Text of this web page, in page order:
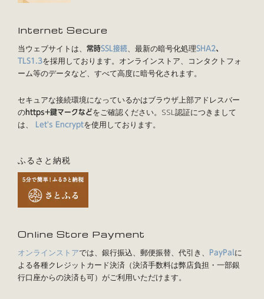
Internet Secure
当ウェブサイトは、 常時SSL接続、最新の暗号化処理SHA2、
TLS1.3を採用しております。オンラインストア、コンタクトフォ
ーム等のデータなど、すべて高度に暗号化されます。
セキュアな接続環境になっているかはブラウザ上部アドレスバー
のhttps+鍵マークなどをご確認ください。SSL認証につきまして
は、
Let's Encryptを使用しております。
ふるさと納税
Online Store Payment
オンラインストアでは、銀行振込、郵便振替、代引き、 PayPalに
よる各種クレジットカード決済（決済手数料は弊店負担・一部銀
行口座からの決済も可）がご利用いただけます。